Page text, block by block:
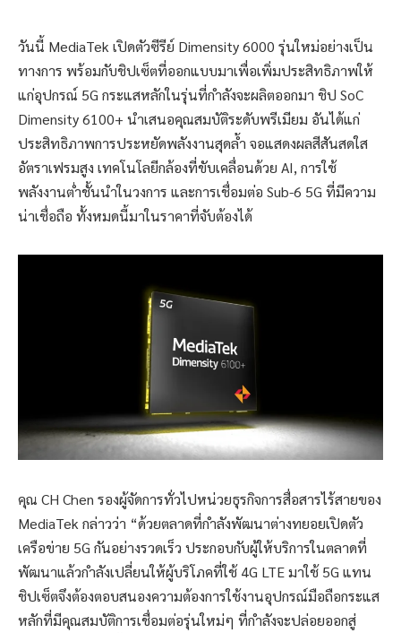
วันนี้ MediaTek เปิดตัวซีรีย์ Dimensity 6000 รุ่นใหม่อย่างเป็น
ทางการ พร้อมกับชิปเซ็ตที่ออกแบบมาเพื่อเพิ่มประสิทธิภาพให้
แก่อุปกรณ์ 5G กระแสหลักในรุ่นที่กำลังจะผลิตออกมา ชิป SoC
Dimensity 6100+ นำเสนอคุณสมบัติระดับพรีเมียม อันได้แก่
ประสิทธิภาพการประหยัดพลังงานสุดล้ำ จอแสดงผลสีสันสดใส
อัตราเฟรมสูง เทคโนโลยีกล้องที่ขับเคลื่อนด้วย AI, การใช้
พลังงานต่ำชั้นนำในวงการ และการเชื่อมต่อ Sub-6 5G ที่มีความ
น่าเชื่อถือ ทั้งหมดนี้มาในราคาที่จับต้องได้
คุณ CH Chen รองผู้จัดการทั่วไปหน่วยธุรกิจการสื่อสารไร้สายของ
MediaTek กล่าวว่า “ด้วยตลาดที่กำลังพัฒนาต่างทยอยเปิดตัว
เครือข่าย 5G กันอย่างรวดเร็ว ประกอบกับผู้ให้บริการในตลาดที่
พัฒนาแล้วกำลังเปลี่ยนให้ผู้บริโภคที่ใช้ 4G LTE มาใช้ 5G แทน
ชิปเซ็ตจึงต้องตอบสนองความต้องการใช้งานอุปกรณ์มือถือกระแส
หลักที่มีคุณสมบัติการเชื่อมต่อรุ่นใหม่ๆ ที่กำลังจะปล่อยออกสู่